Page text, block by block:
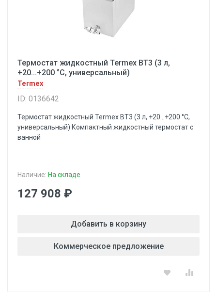
Термостат жидкостный Termex ВТ3 (3 л,
+20...+200 °С, универсальный)
Termex
ID: 0136642
Термостат жидкостный Termex ВТ3 (3 л, +20...+200 °С,
универсальный) Компактный жидкостный термостат с
ванной
Наличие: На складе
127 908 ₽
Добавить в корзину
Коммерческое предложение